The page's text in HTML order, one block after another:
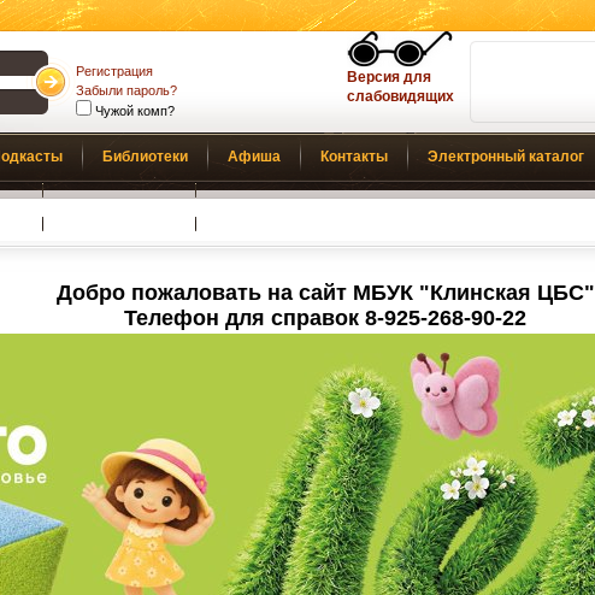
Регистрация
Забыли пароль?
Чужой комп?
Версия для
слабовидящих
Библиотеки Афиша Контакты Электронный каталог
Добро пожаловать на сайт МБУК "Клинская ЦБС"
Телефон для справок 8-925-268-90-22